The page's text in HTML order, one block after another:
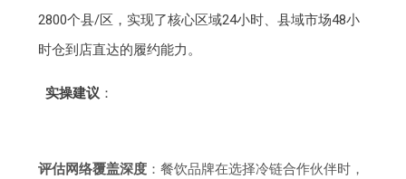
2800个县/区，实现了核心区域24小时、县域市场48小
时仓到店直达的履约能力。
实操建议 ：
评估网络覆盖深度 ：餐饮品牌在选择冷链合作伙伴时，